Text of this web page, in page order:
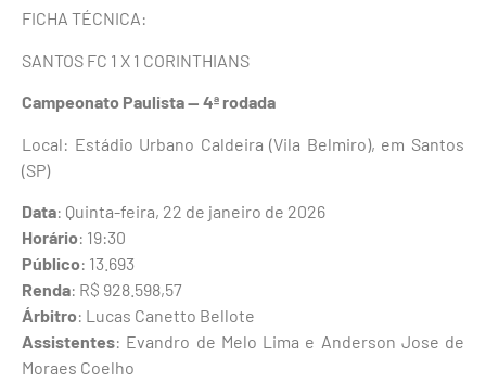
FICHA TÉCNICA:
SANTOS FC 1 X 1 CORINTHIANS
Campeonato Paulista — 4ª rodada
Local: Estádio Urbano Caldeira (Vila Belmiro), em Santos
(SP)
Data: Quinta-feira, 22 de janeiro de 2026
Horário: 19:30
Público: 13.693
Renda: R$ 928.598,57
Árbitro: Lucas Canetto Bellote
Assistentes: Evandro de Melo Lima e Anderson Jose de
Moraes Coelho